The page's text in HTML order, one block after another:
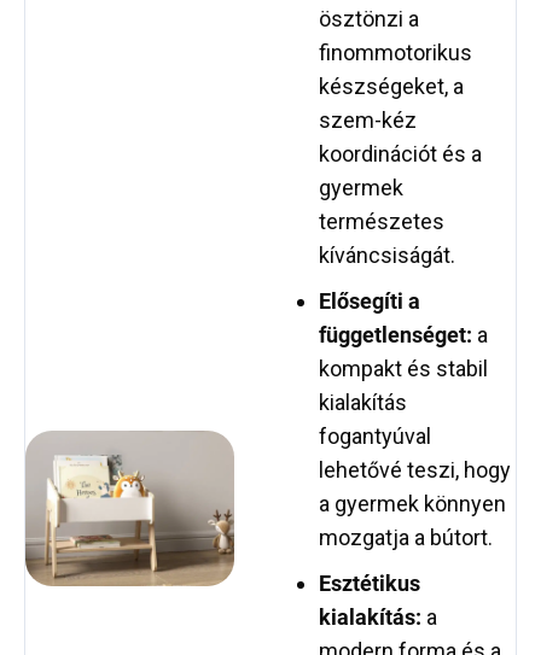
ösztönzi a
finommotorikus
készségeket, a
szem-kéz
koordinációt és a
gyermek
természetes
kíváncsiságát.
Elősegíti a
függetlenséget: a
kompakt és stabil
kialakítás
fogantyúval
lehetővé teszi, hogy
a gyermek könnyen
mozgatja a bútort.
Esztétikus
kialakítás: a